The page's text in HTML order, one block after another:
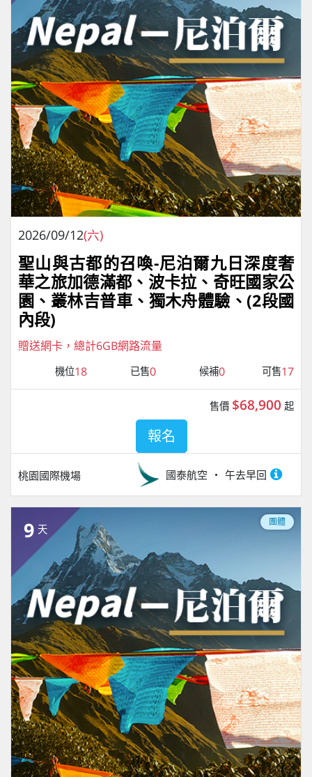
2026/09/12(六)
聖山與古都的召喚-尼泊爾九日深度奢
華之旅加德滿都、波卡拉、奇旺國家公
園、叢林吉普車、獨⽊⾈體驗、(2段國
內段)
贈送網卡，總計6GB網路流量
機位18 已售0 候補0 可售17
桃園國際機場 國泰航空 午去早回
售價 $68,900 起
報名
9 天
團體